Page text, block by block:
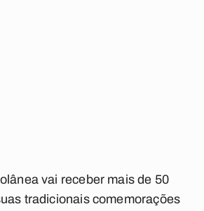
vai receber mais de 50
tradicionais comemorações